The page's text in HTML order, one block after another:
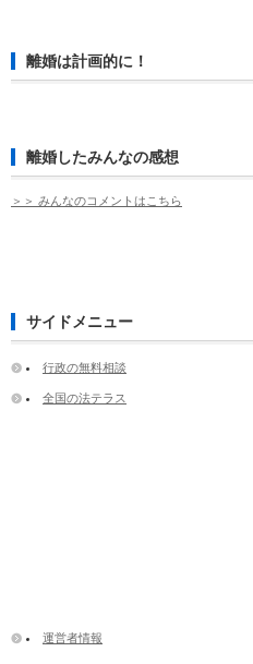
離婚は計画的に！
離婚したみんなの感想
＞＞ みんなのコメントはこちら
サイドメニュー
行政の無料相談
全国の法テラス
運営者情報